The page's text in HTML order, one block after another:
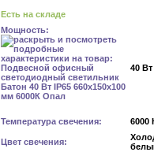
Есть на складе
Мощность:
40 Вт
Температура свечения: 6000
Цвет свечения: